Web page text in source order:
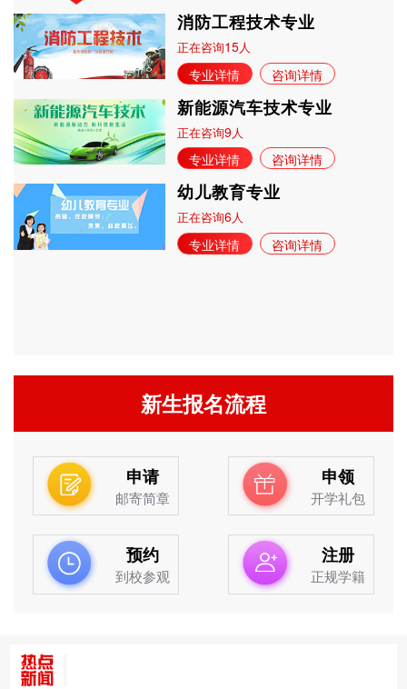
消防工程技术专业
正在咨询15人
专业详情 咨询详情
新能源汽车技术专业
正在咨询9人
专业详情 咨询详情
幼儿教育专业
正在咨询6人
专业详情 咨询详情
新生报名流程
申请
邮寄简章
申领
开学礼包
预约
到校参观
注册
正规学籍